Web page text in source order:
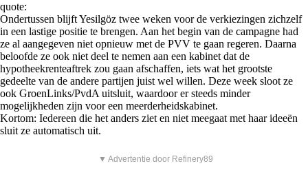
quote:
Ondertussen blijft Yesilgöz twee weken voor de verkiezingen zichzelf
in een lastige positie te brengen. Aan het begin van de campagne had
ze al aangegeven niet opnieuw met de PVV te gaan regeren. Daarna
beloofde ze ook niet deel te nemen aan een kabinet dat de
hypotheekrenteaftrek zou gaan afschaffen, iets wat het grootste
gedeelte van de andere partijen juist wel willen. Deze week sloot ze
ook GroenLinks/PvdA uitsluit, waardoor er steeds minder
mogelijkheden zijn voor een meerderheidskabinet.
Kortom: Iedereen die het anders ziet en niet meegaat met haar ideeën
sluit ze automatisch uit.
▼ Advertentie door Refinery89